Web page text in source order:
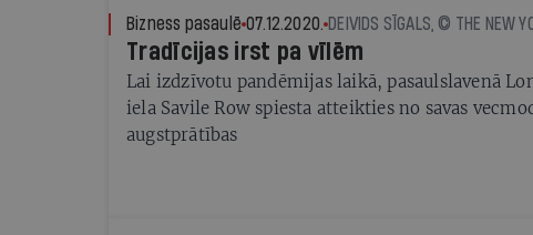
Bizness pasaulē 07.12.2020. DEIVIDS SĪGALS, © THE NEW
Tradīcijas irst pa vīlēm
Lai izdzīvotu pandēmijas laikā, pasaulslavenā
iela Savile Row spiesta atteikties no savas
augstprātības